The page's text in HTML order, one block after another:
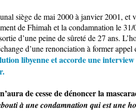
siège de mai 2000 à janvier 2001, et
de Fhimah et la condamnation le
d’une peine de sûreté de 27 ans.
d’une renonciation à former appel
libyenne et accorde une interview
de cesse de dénoncer la
à une condamnation qui est une